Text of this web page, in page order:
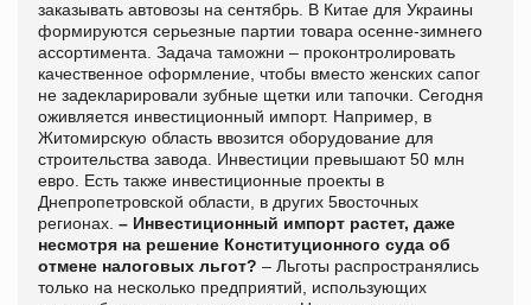
заказывать автовозы на сентябрь. В Китае для Украины
формируются серьезные партии товара осенне-зимнего
ассортимента. Задача таможни – проконтролировать
качественное оформление, чтобы вместо женских сапог
не задекларировали зубные щетки или тапочки. Сегодня
оживляется инвестиционный импорт. Например, в
Житомирскую область ввозится оборудование для
строительства завода. Инвестиции превышают 50 млн
евро. Есть также инвестиционные проекты в
Днепропетровской области, в других 5восточных
регионах. – Инвестиционный импорт растет, даже
несмотря на решение Конституционного суда об
отмене налоговых льгот? – Льготы распространялись
только на несколько предприятий, использующих